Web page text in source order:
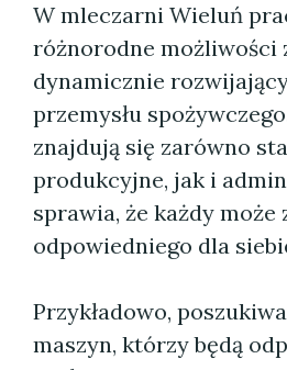
W mleczarni Wieluń
różnorodne możliwości
dynamicznie
przemysłu
znajdują się zarówno
produkcyjne, jak i
sprawia, że każdy może
odpowiedniego dla
Przykładowo,
maszyn, którzy będą